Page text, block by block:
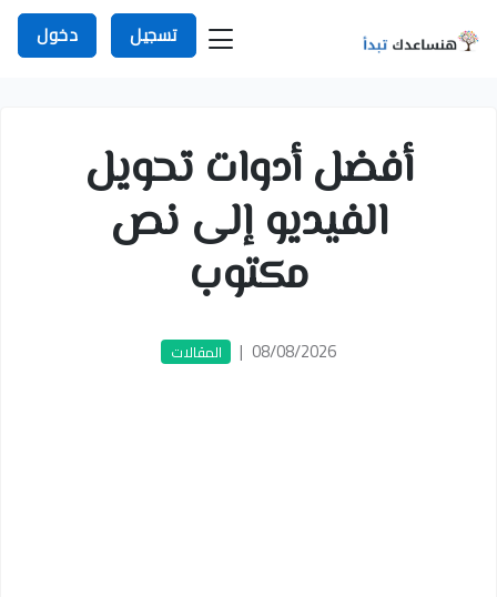
تسجيل دخول
أفضل أدوات تحويل
الفيديو إلى نص
مكتوب
08/08/2026
| المقالات